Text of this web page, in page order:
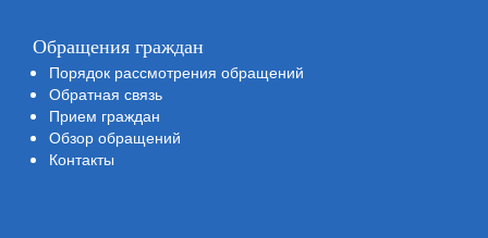
Обращения граждан
Порядок рассмотрения обращений
Обратная связь
Прием граждан
Обзор обращений
Контакты